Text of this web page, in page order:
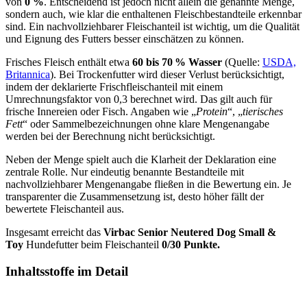
sondern auch, wie klar die enthaltenen Fleischbestandteile erkennbar
sind. Ein nachvollziehbarer Fleischanteil ist wichtig, um die Qualität
und Eignung des Futters besser einschätzen zu können.
Frisches Fleisch enthält etwa 60 bis 70 % Wasser (Quelle: USDA,
Britannica). Bei Trockenfutter wird dieser Verlust berücksichtigt,
indem der deklarierte Frischfleischanteil mit einem
Umrechnungsfaktor von 0,3 berechnet wird. Das gilt auch für
frische Innereien oder Fisch. Angaben wie „Protein“, „tierisches
Fett“ oder Sammelbezeichnungen ohne klare Mengenangabe
werden bei der Berechnung nicht berücksichtigt.
Neben der Menge spielt auch die Klarheit der Deklaration eine
zentrale Rolle. Nur eindeutig benannte Bestandteile mit
nachvollziehbarer Mengenangabe fließen in die Bewertung ein. Je
transparenter die Zusammensetzung ist, desto höher fällt der
bewertete Fleischanteil aus.
Insgesamt erreicht das Virbac Senior Neutered Dog Small &
Toy Hundefutter beim Fleischanteil 0/30 Punkte.
Inhaltsstoffe im Detail